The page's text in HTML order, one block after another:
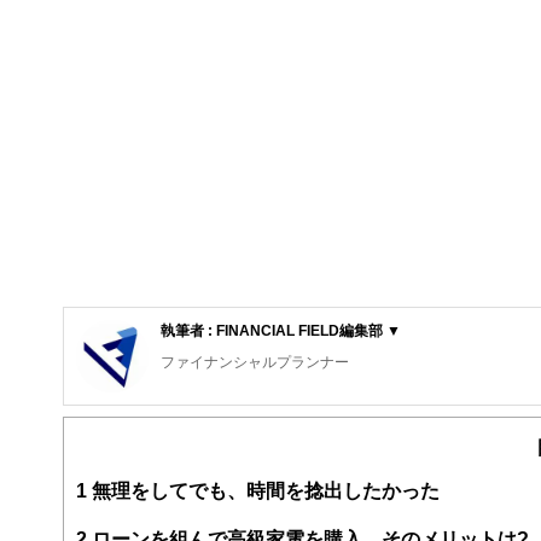
執筆者 : FINANCIAL FIELD編集部 ▼
ファイナンシャルプランナー
FinancialField編集部は、金融、経済に関する記事を、日
案から記事掲載まですべての工程に関わることで、読者
FinancialFieldの特徴は、ファイナンシャルプランナー、
1 無理をしてでも、時間を捻出したかった